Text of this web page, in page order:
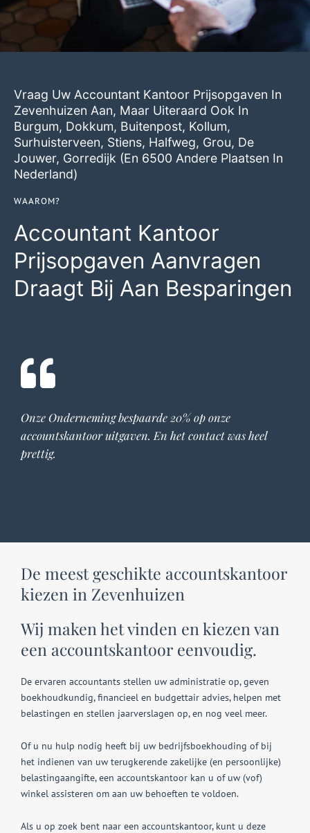
Vraag Uw Accountant Kantoor Prijsopgaven In
Zevenhuizen Aan, Maar Uiteraard Ook In
Burgum, Dokkum, Buitenpost, Kollum,
Surhuisterveen, Stiens, Halfweg, Grou, De
Jouwer, Gorredijk (en 6500 Andere Plaatsen In
Nederland)
WAAROM?
Accountant Kantoor
Prijsopgaven Aanvragen
Draagt Bij Aan Besparingen
Onze Onderneming bespaarde 20% op onze
accountskantooruitgaven. En het contact was heel
prettig.
De meest geschikte accountskantoor
kiezen in Zevenhuizen
Wij maken het vinden en kiezen van
een accountskantoor eenvoudig.
De ervaren accountants stellen uw administratie op, geven
boekhoudkundig, financieel en budgettair advies, helpen met
belastingen en stellen jaarverslagen op, en nog veel meer.
Of u nu hulp nodig heeft bij uw bedrijfsboekhouding of bij
het indienen van uw terugkerende zakelijke (en persoonlijke)
belastingaangifte, een accountskantoor kan u of uw (vof)
winkel assisteren om aan uw behoeften te voldoen.
Als u op zoek bent naar een accountskantoor, kunt u deze